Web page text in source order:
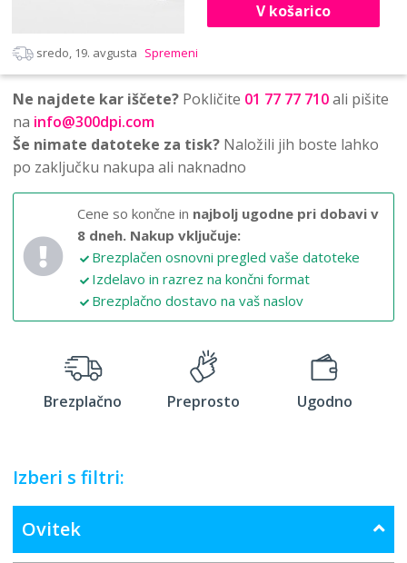
V košarico
sredo, 19. avgusta Spremeni
Ne najdete kar iščete? Pokličite 01 77 77 710ali pišite
na info@300dpi.com
Še nimate datoteke za tisk? Naložili jih boste lahko
po zaključku nakupa ali naknadno
Cene so končne in najbolj ugodne pri dobavi v
8 dneh. Nakup vključuje:
Brezplačen osnovni pregled vaše datoteke
Izdelavo in razrez na končni format
Brezplačno dostavo na vaš naslov
Brezplačno Preprosto Ugodno
Izberi s filtri:
Ovitek